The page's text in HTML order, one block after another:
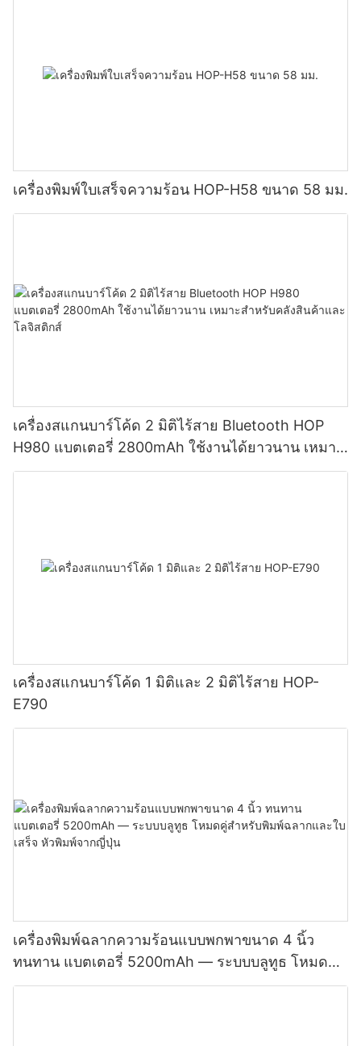
เครื่องพิมพ์ใบเสร็จความร้อน HOP-H58 ขนาด 58 มม.
เครื่องสแกนบาร์โค้ด 2 มิติไร้สาย Bluetooth HOP
H980 แบตเตอรี่ 2800mAh ใช้งานได้ยาวนาน เหมาะ
สำหรับคลังสินค้าและโลจิสติกส์
เครื่องสแกนบาร์โค้ด 1 มิติและ 2 มิติไร้สาย HOP-
E790
เครื่องพิมพ์ฉลากความร้อนแบบพกพาขนาด 4 นิ้ว
ทนทาน แบตเตอรี่ 5200mAh — ระบบบลูทูธ โหมดคู่
สำหรับพิมพ์ฉลากและใบเสร็จ หัวพิมพ์จากญี่ปุ่น